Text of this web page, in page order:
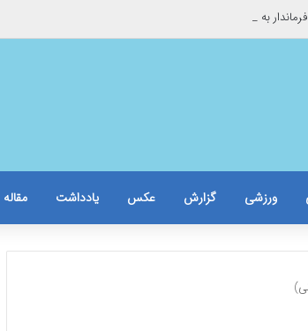
به غیبت خبرنگاران/حاشیه برخورد با یک خبرنگار زن
ورزشی گزارش عکس یادداشت مقاله